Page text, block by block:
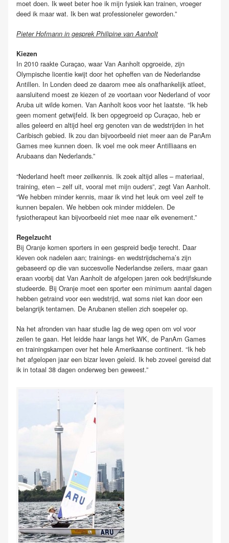
moet doen. Ik weet beter hoe ik mijn fysiek kan trainen, vroeger
deed ik maar wat. Ik ben wat professioneler geworden.”
Pieter Hofmann in gesprek Philipine van Aanholt
Kiezen
In 2010 raakte Curaçao, waar Van Aanholt opgroeide, zijn
Olympische licentie kwijt door het opheffen van de Nederlandse
Antillen. In Londen deed ze daarom mee als onafhankelijk atleet,
aansluitend moest ze kiezen of ze voortaan voor Nederland of voor
Aruba uit wilde komen. Van Aanholt koos voor het laatste. “Ik heb
geen moment getwijfeld. Ik ben opgegroeid op Curaçao, heb er
alles geleerd en altijd heel erg genoten van de wedstrijden in het
Caribisch gebied. Ik zou dan bijvoorbeeld niet meer aan de PanAm
Games mee kunnen doen. Ik voel me ook meer Antilliaans en
Arubaans dan Nederlands.”
“Nederland heeft meer zeilkennis. Ik zoek altijd alles – materiaal,
training, eten – zelf uit, vooral met mijn ouders”, zegt Van Aanholt.
“We hebben minder kennis, maar ik vind het leuk om veel zelf te
kunnen bepalen. We hebben ook minder middelen. De
fysiotherapeut kan bijvoorbeeld niet mee naar elk evenement.”
Regelzucht
Bij Oranje komen sporters in een gespreid bedje terecht. Daar
kleven ook nadelen aan; trainings- en wedstrijdschema’s zijn
gebaseerd op die van succesvolle Nederlandse zeilers, maar gaan
eraan voorbij dat Van Aanholt de afgelopen jaren ook bedrijfskunde
studeerde. Bij Oranje moet een sporter een minimum aantal dagen
hebben getraind voor een wedstrijd, wat soms niet kan door een
belangrijk tentamen. De Arubanen stellen zich soepeler op.
Na het afronden van haar studie lag de weg open om vol voor
zeilen te gaan. Het leidde haar langs het WK, de PanAm Games
en trainingskampen over het hele Amerikaanse continent. “Ik heb
het afgelopen jaar een bizar leven geleid. Ik heb zoveel gereisd dat
ik in totaal 38 dagen onderweg ben geweest.”